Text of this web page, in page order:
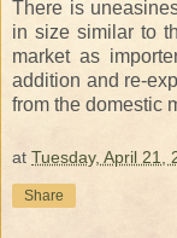
There is
in size similar to
market as
addition and re-
from the domestic
at Tuesday, April 21,
Share